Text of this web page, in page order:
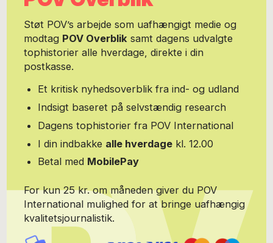
Støt POV’s arbejde som uafhængigt medie og
modtag POV Overbliksamt dagens udvalgte
tophistorier alle hverdage, direkte i din
postkasse.
Et kritisk nyhedsoverblik fra ind- og udland
Indsigt baseret på selvstændig research
Dagens tophistorier fra POV International
I din indbakke alle hverdage kl. 12.00
Betal med MobilePay
For kun 25 kr. om måneden giver du POV
International mulighed for at bringe uafhængig
kvalitetsjournalistik.